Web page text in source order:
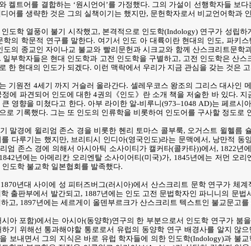
켈트어를 결합하는 ‘원시언어’를 가정했다. 그의 가설이 선행학자들 보
어를 생략한 것은 그의 실책이기는 했지만, 문헌학자로서 비교언어학과
도학 열풍이 불기 시작했고, 본격적으로 인도학(Indology) 연구가 성립
학의 학문적 연구를 말한다. 여기서 인도 아 대륙이란 현대의 인도, 파키
도의 종교인 자이나교 불교와 빨리문헌과 시크교와 함께 산스크리트문
일부학자들은 현대 인도학과 고전 인도학을 구별하고, 고전 인도학은 산
한 현대의 인도가 되겠다. 이런 맥락에서 우리가 지금 관심을 갖는 것은
기원전 4세기 까지 거슬러 올라간다. 셀레우코스 왕조의 그리스 대사인
정에 파견되어 인도에 대한 4권의《인도》란 소개 책을 저술한 바 있다.
큰 영향을 미쳤다고 한다. 아부 라이한 알-비루니(973–1048 AD)는 페르
로 기록했다. 그는 또 인도의 인류학을 비롯하여 인도어를 구사할 정도로
말경에 윌리엄 존스 경을 비롯한 헨리 토마스 콜부룩, 오거스트 윌헬름
다루기는 했지만, 브리티시 인디아(영국인도)라는 문맥에서, 낭만적
엄 존스 경에 의해서 아시아틱 소사이티가 캘커타(콜카타))에서, 1822
년에는 아메리칸 오리엔탈 소사이어티(미국)가, 1845년에는 저먼 오
인도학 불교학 일본협회를 발족했다.
년대 사이에 성 피터즈버그(러시아)에서 산스크리트 문학 연구가 체
출판부에서 발간되고, 1887년에는 인도 고전 문법학자인 파니니의 문
고, 1897년에는 세르게이 올덴부르크가 산스크리트 텍스트인 불교문고
아 포함)에서는 아시아(동양학)연구의 한 부분으로서 인도학 연구가 붐
기 위해선 통과해야할 통로로서 유럽의 동양학 연구 배경사를 알지 않
보내면서 그의 지식은 바로 유럽 학자들에 의한 인도학(Indology)과 불